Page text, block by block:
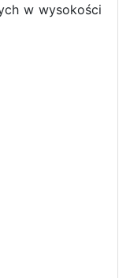
w wysokości